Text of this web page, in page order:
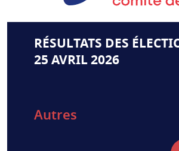
RÉSULTATS DES
25 AVRIL 2026
Autres